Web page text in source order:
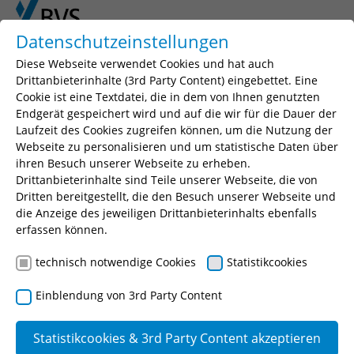
Skip to main content
Skip to page footer
You are here:
BVS Impressum
Impressum
Bayerische Verwaltungsschule (BVS)
Körperschaft des öffentlichen Rechts
Telefon 089 54057-0
Telefax 089 54057-8199
Ridlerstraße 75
D-80339 München
www.bvs.de
Datenschutzeinstellungen
Diese Webseite verwendet Cookies und hat auch
Drittanbieterinhalte (3rd Party Content) eingebettet. Eine
Cookie ist eine Textdatei, die in dem von Ihnen genutzten
Endgerät gespeichert wird und auf die wir für die Dauer der
Laufzeit des Cookies zugreifen können, um die Nutzung der
Webseite zu personalisieren und um statistische Daten über
ihren Besuch unserer Webseite zu erheben.
Drittanbieterinhalte sind Teile unserer Webseite, die von
Dritten bereitgestellt, die den Besuch unserer Webseite und
die Anzeige des jeweiligen Drittanbieterinhalts ebenfalls
erfassen können.
technisch notwendige Cookies Statistikcookies
Einblendung von 3rd Party Content
Statistikcookies & 3rd Party Content akzeptieren